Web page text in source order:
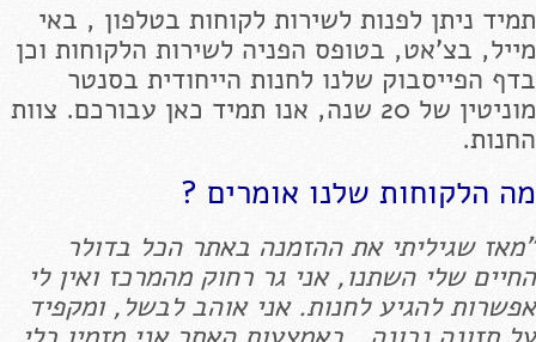
תמיד ניתן לפנות לשירות לקוחות בטלפון , באי
מייל, בצ'אט, בטופס הפניה לשירות הלקוחות וכן
בדף הפייסבוק שלנו לחנות הייחודית בסנטר
מוניטין של 20 שנה, אנו תמיד כאן עבורכם. צוות
החנות.
מה הלקוחות שלנו אומרים ?
"מאז שגיליתי את ההזמנה באתר הכל בדולר
החיים שלי השתנו, אני גר רחוק מהמרכז ואין לי
אפשרות להגיע לחנות. אני אוהב לבשל, ומקפיד